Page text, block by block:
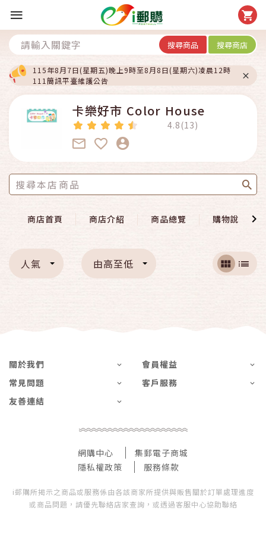
搜尋商品 搜尋商店
115年8月7日(星期五)晚上9時至8月8日(星期六)凌晨12時
111簡訊平臺維護公告
卡樂好市 Color House
4.8(13)
商店首頁 商店介紹 商品總覽 購物說明
人氣 由高至低
關於我們
會員權益
常見問題
客戶服務
友善連結
網購中心
集郵電子商城
隱私權政策
服務條款
i郵購所揭示之商品或服務係由各該商家所提供與販售關於訂單處理進度
或商品問題，請優先聯絡店家查詢，或透過客服中心協助聯絡